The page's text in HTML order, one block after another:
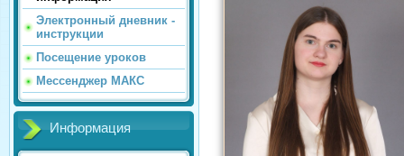
Электронный дневник -
инструкции
Посещение уроков
Мессенджер МАКС
Информация